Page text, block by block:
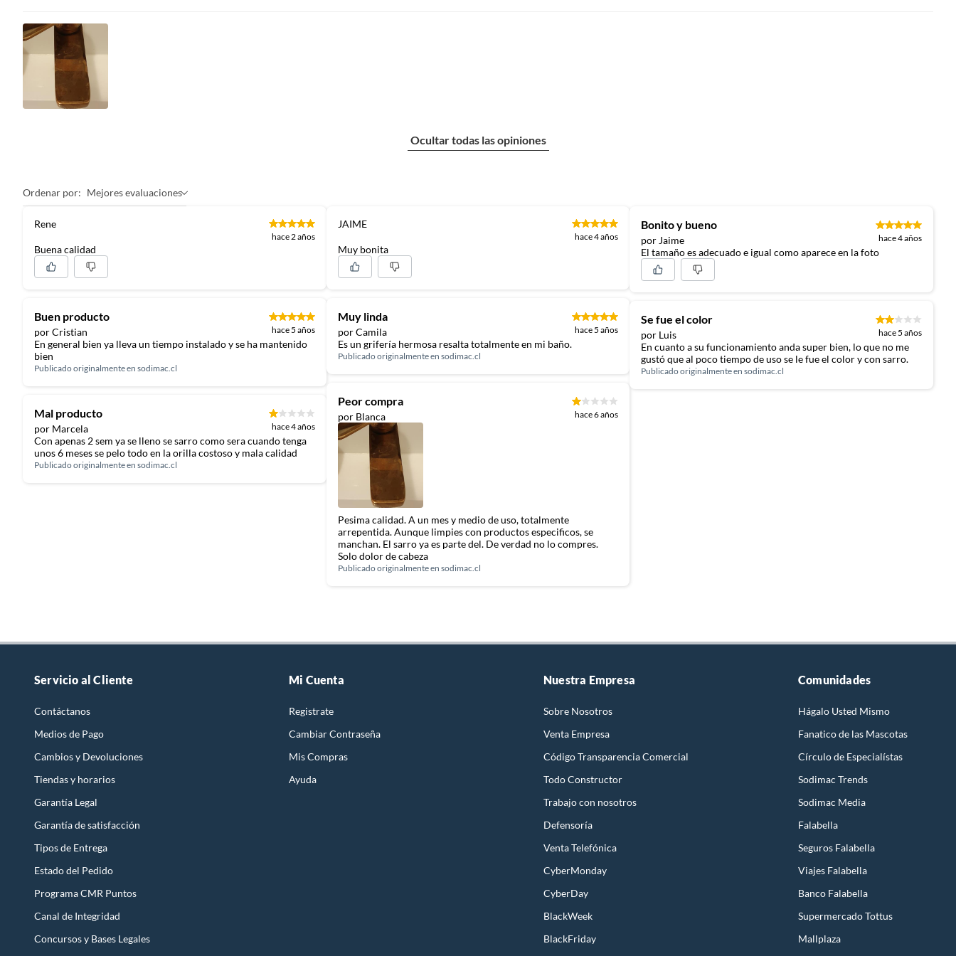
Características
Uso del grifo
Ocultar todas las opiniones
Ordenar por: Mejores evaluaciones
Rene
hace 2 años
Buena calidad
Buen producto
por Cristian hace 5 años
En general bien ya lleva un tiempo instalado y se ha mantenido
bien
Publicado originalmente en sodimac.cl
Mal producto
por Marcela hace 4 años
Con apenas 2 sem ya se lleno se sarro como sera cuando tenga
unos 6 meses se pelo todo en la orilla costoso y mala calidad
Publicado originalmente en sodimac.cl
JAIME
hace 4 años
Muy bonita
Muy linda
por Camila hace 5 años
Es un grifería hermosa resalta totalmente en mi baño.
Publicado originalmente en sodimac.cl
Peor compra
por Blanca hace 6 años
Pesima calidad. A un mes y medio de uso, totalmente
arrepentida. Aunque limpies con productos especificos, se
manchan. El sarro ya es parte del. De verdad no lo compres.
Solo dolor de cabeza
Publicado originalmente en sodimac.cl
Bonito y bueno
por Jaime hace 4 años
El tamaño es adecuado e igual como aparece en la foto
Se fue el color
por Luis hace 5 años
En cuanto a su funcionamiento anda super bien, lo que no me
gustó que al poco tiempo de uso se le fue el color y con sarro.
Publicado originalmente ensodimac.cl
Servicio al Cliente
Contáctanos
Medios de Pago
Cambios y Devoluciones
Tiendas y horarios
Garantía Legal
Garantía de satisfacción
Tipos de Entrega
Estado del Pedido
Programa CMR Puntos
Canal de Integridad
Concursos y Bases Legales
Mi Cuenta
Registrate
Cambiar Contraseña
Mis Compras
Ayuda
Nuestra Empresa
Sobre Nosotros
Venta Empresa
Código Transparencia Comercial
Todo Constructor
Trabajo con nosotros
Defensoría
Venta Telefónica
CyberMonday
CyberDay
BlackWeek
BlackFriday
Comunidades
Hágalo Usted Mismo
Fanatico de las Mascotas
Círculo de Especialístas
Sodimac Trends
Sodimac Media
Falabella
Seguros Falabella
Viajes Falabella
Banco Falabella
Supermercado Tottus
Mallplaza